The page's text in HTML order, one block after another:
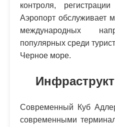
контроля,
Аэропорт обслуживает
международных
популярных среди
Черное море.
Современный Куб
современными